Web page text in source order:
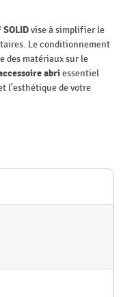
vise à simplifier le
Le conditionnement
des matériaux sur le
abriessentiel
l'esthétique de votre